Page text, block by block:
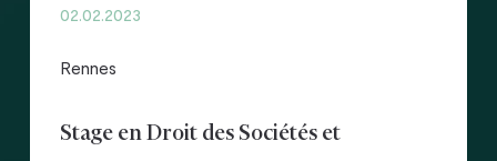
02.02.2023
Rennes
Stage en Droit des Sociétés et